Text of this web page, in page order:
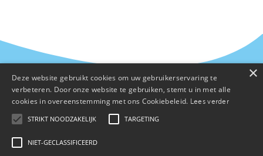
×
Deze website gebruikt cookies om uw gebruikerservaring te
verbeteren. Door onze website te gebruiken, stemt u in met alle
cookies in overeenstemming met ons Cookiebeleid. Lees verder
STRIKT NOODZAKELIJK TARGETING
NIET-GECLASSIFICEERD